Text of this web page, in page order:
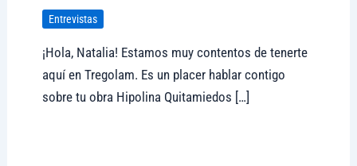
Entrevistas
¡Hola, Natalia! Estamos muy contentos de tenerte
aquí en Tregolam. Es un placer hablar contigo
sobre tu obra Hipolina Quitamiedos […]